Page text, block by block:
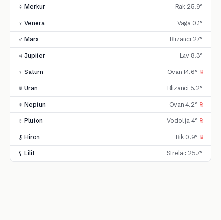
☿ Merkur Rak 25.9°
♀ Venera Vaga 0.1°
♂ Mars Blizanci 27°
♃ Jupiter Lav 8.3°
♄ Saturn Ovan 14.6° ℞
♅ Uran Blizanci 5.2°
♆ Neptun Ovan 4.2° ℞
♇ Pluton Vodolija 4° ℞
⚷ Hiron Bik 0.9° ℞
⚸ Lilit Strelac 25.7°